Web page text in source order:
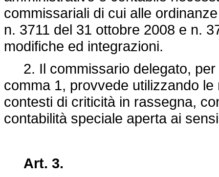
commissariali di cui alle
n. 3711 del 31 ottobre 2008 e n.
modifiche ed integrazioni.
2. Il commissario delegato, per
comma 1, provvede utilizzando
contesti di criticità in rassegna,
contabilità speciale aperta ai
Art. 3.